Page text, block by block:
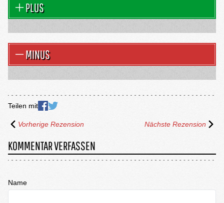
PLUS
MINUS
Teilen mit
Vorherige Rezension Nächste Rezension
KOMMENTAR VERFASSEN
Name